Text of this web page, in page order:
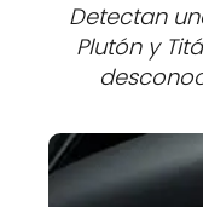
Detectan
Plutón y